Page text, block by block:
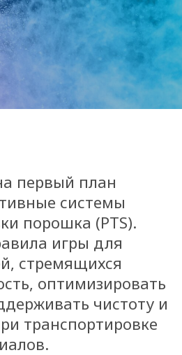
первый план
системы
порошка (PTS).
игры для
стремящихся
оптимизировать
чистоту и
транспортировке